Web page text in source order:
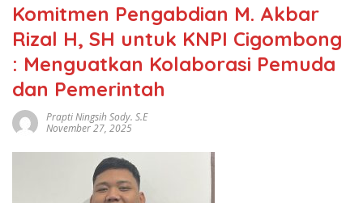
Komitmen Pengabdian M. Akbar
Rizal H, SH untuk KNPI Cigombong
: Menguatkan Kolaborasi Pemuda
dan Pemerintah
Prapti Ningsih Sody. S.E
November 27, 2025